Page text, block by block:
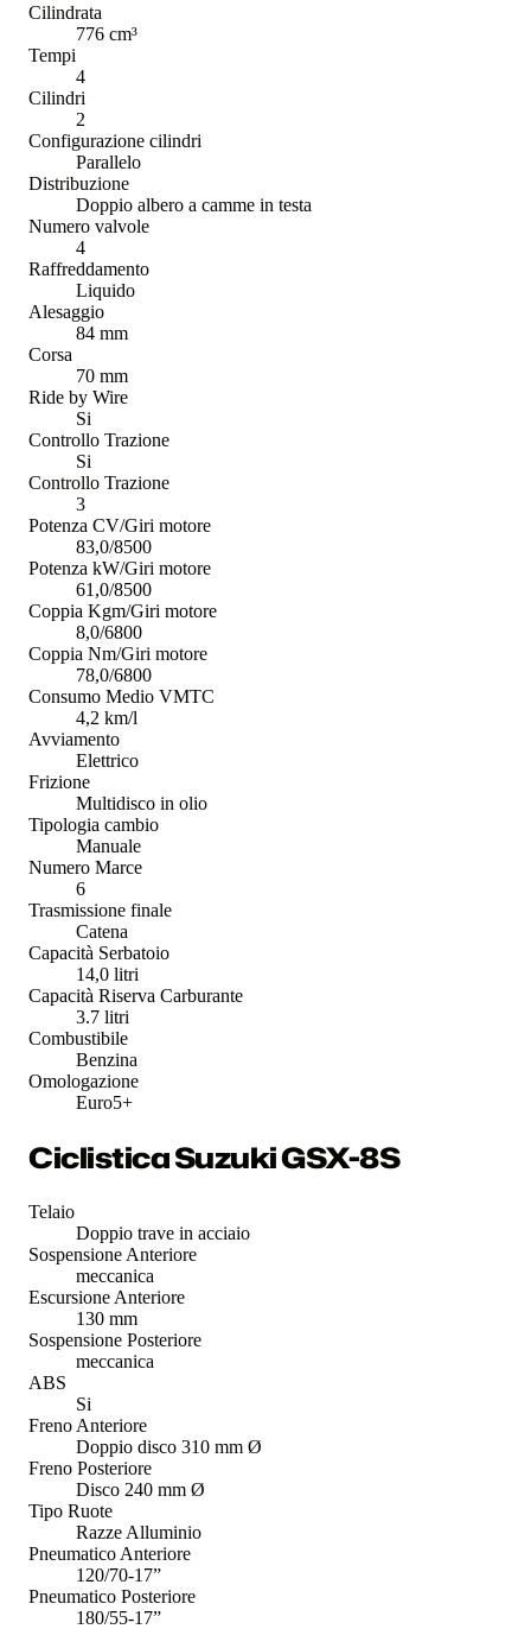
Cilindrata
776 cm³
Tempi
4
Cilindri
2
Configurazione cilindri
Parallelo
Distribuzione
Doppio albero a camme in testa
Numero valvole
4
Raffreddamento
Liquido
Alesaggio
84 mm
Corsa
70 mm
Ride by Wire
Si
Controllo Trazione
Si
Controllo Trazione
3
Potenza CV/Giri motore
83,0/8500
Potenza kW/Giri motore
61,0/8500
Coppia Kgm/Giri motore
8,0/6800
Coppia Nm/Giri motore
78,0/6800
Consumo Medio VMTC
4,2 km/l
Avviamento
Elettrico
Frizione
Multidisco in olio
Tipologia cambio
Manuale
Numero Marce
6
Trasmissione finale
Catena
Capacità Serbatoio
14,0 litri
Capacità Riserva Carburante
3.7 litri
Combustibile
Benzina
Omologazione
Euro5+
Ciclistica Suzuki GSX-8S
Telaio
Doppio trave in acciaio
Sospensione Anteriore
meccanica
Escursione Anteriore
130 mm
Sospensione Posteriore
meccanica
ABS
Si
Freno Anteriore
Doppio disco 310 mm Ø
Freno Posteriore
Disco 240 mm Ø
Tipo Ruote
Razze Alluminio
Pneumatico Anteriore
120/70-17”
Pneumatico Posteriore
180/55-17”